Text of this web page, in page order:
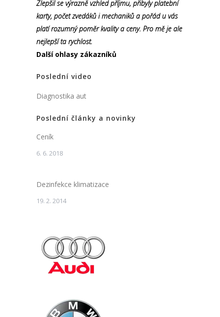
Zlepšil se výrazně vzhled příjmu, přibyly platební
karty, počet zvedáků i mechaniků a pořád u vás
platí rozumný poměr kvality a ceny. Pro mě je ale
nejlepší ta rychlost.
Další ohlasy zákazníků
Poslední video
Diagnostika aut
Poslední články a novinky
Ceník
6. 6. 2018
Dezinfekce klimatizace
19. 2. 2014